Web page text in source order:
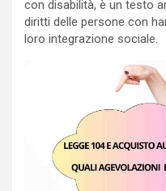
con disabilità, è un testo
diritti delle persone con
loro integrazione sociale.